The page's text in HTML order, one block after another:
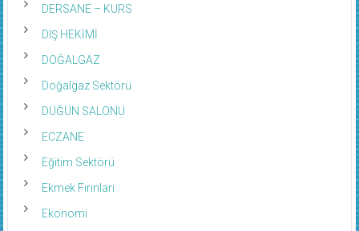
DERSANE – KURS
DIŞ HEKİMİ
DOĞALGAZ
Doğalgaz Sektörü
DÜĞÜN SALONU
ECZANE
Eğitim Sektörü
Ekmek Fırınları
Ekonomi